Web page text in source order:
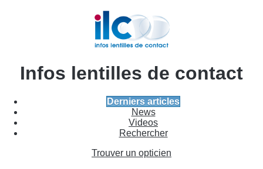
Infos lentilles de contact
Derniers articles
News
Videos
Rechercher
Trouver un opticien